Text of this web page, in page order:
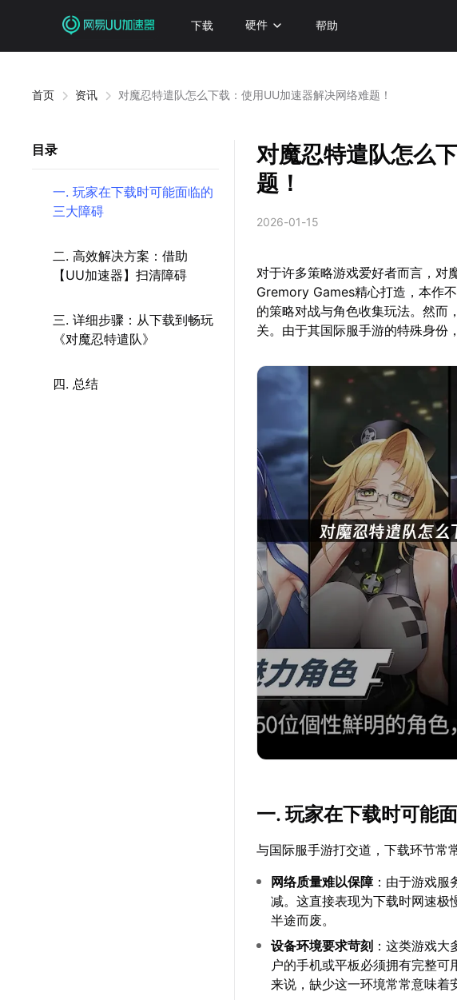
下载 硬件 帮助
首页 资讯 对魔忍特遣队怎么下载：使用UU加速器解决网络难题！
目录
一. 玩家在下载时可能面临的
三大障碍
二. 高效解决方案：借助
【UU加速器】扫清障碍
三. 详细步骤：从下载到畅玩
《对魔忍特遣队》
四. 总结
对魔忍特遣队怎么
题！
2026-01-15
对于许多策略游戏爱好者而言，对
Gremory Games精心打造，本作
的策略对战与角色收集玩法。然而
关。由于其国际服手游的特殊身份
一. 玩家在下载时可能
与国际服手游打交道，下载环节常
网络质量难以保障：由于游戏服
减。这直接表现为下载时网速极
半途而废。
设备环境要求苛刻 ：这类游戏
户的手机或平板必须拥有完整
来说，缺少这一环境常常意味着